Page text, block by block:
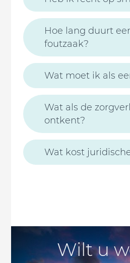
Hoe lang duurt
foutzaak?
Wat moet ik als
Wat als de
ontkent?
Wat kost
Wilt u